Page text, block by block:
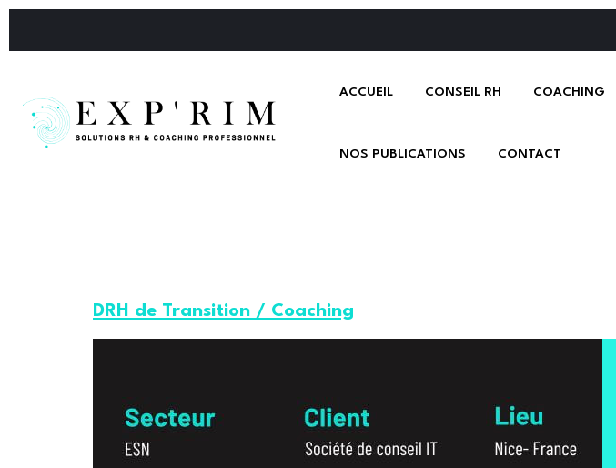
ACCUEIL CONSEIL RH COACHING
NOS PUBLICATIONS CONTACT
DRH de Transition / Coaching